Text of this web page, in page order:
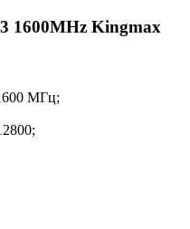
1600MHz Kingmax
МГц;